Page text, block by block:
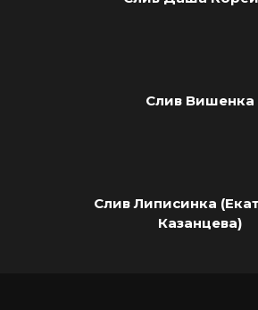
Слив Вишенка
Слив Липисинка
Казанцева)